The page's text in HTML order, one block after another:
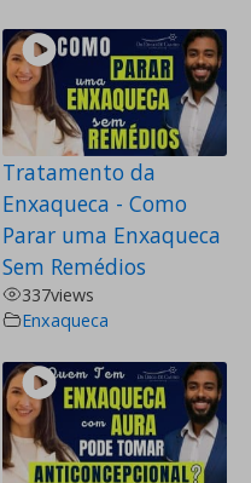
Tratamento da
Enxaqueca - Como
Parar uma Enxaqueca
Sem Remédios
337views
Enxaqueca